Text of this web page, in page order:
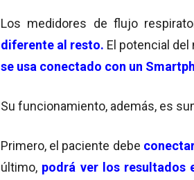
Los medidores de flujo
diferente al resto. El potencial
se usa conectado con un
Su funcionamiento, además, es
Primero, el paciente debe
último, podrá ver los resultados